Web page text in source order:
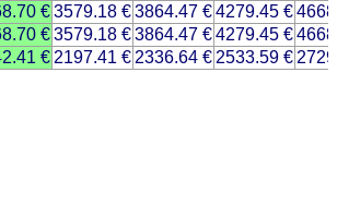
€3579.18 €3864.47 €4279.45 €
€3579.18 €3864.47 €4279.45 €
€ 2197.41 € 2336.64 € 2533.59 €